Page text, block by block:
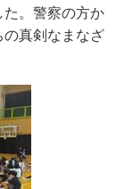
た。警察の方か
の真剣なまなざ